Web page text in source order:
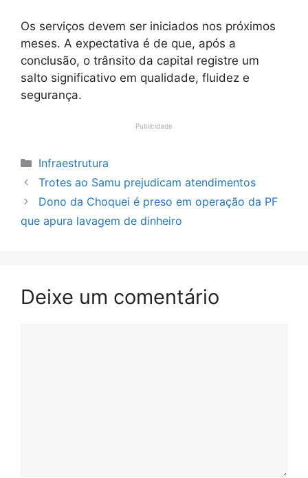
Os serviços devem ser iniciados nos próximos
meses. A expectativa é de que, após a
conclusão, o trânsito da capital registre um
salto significativo em qualidade, fluidez e
segurança.
Publicidade
Categorias
Infraestrutura
Trotes ao Samu prejudicam atendimentos
Dono da Choquei é preso em operação da PF
que apura lavagem de dinheiro
Deixe um comentário